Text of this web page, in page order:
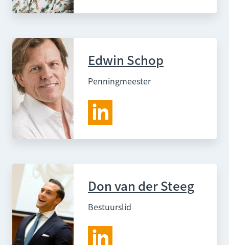
Edwin Schop
Penningmeester
Don van der Steeg
Bestuurslid